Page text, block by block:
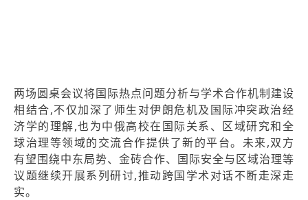
两场圆桌会议将国际热点问题分析与学术合作机制建设
相结合,不仅加深了师生对伊朗危机及国际冲突政治经
济学的理解,也为中俄高校在国际关系、区域研究和全
球治理等领域的交流合作提供了新的平台。未来,双方
有望围绕中东局势、金砖合作、国际安全与区域治理等
议题继续开展系列研讨,推动跨国学术对话不断走深走
实。